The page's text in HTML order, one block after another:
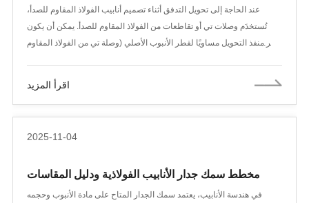
عند الحاجة إلى تحويل التدفق أثناء تصميم أنابيب الفولاذ المقاوم للصدأ،
تُستخدَم وصلات تي أو تقاطعات من الفولاذ المقاوم للصدأ. يمكن أن يكون
قطر منفذ التحويل مساويًا لقطر الأنبوب الأصلي (وصلة تي من الفولاذ المقاوم
اختلاف القطر الداخلي لقالب منفذ التحويل في وصلات تي المخفضة من
اقرأ المزيد
2025-11-04
مخطط سمك جدار الأنابيب الفولاذية ودليل المقاسات
في هندسة الأنابيب، يعتمد سمك الجدار المتاح على مادة الأنبوب وحجمه